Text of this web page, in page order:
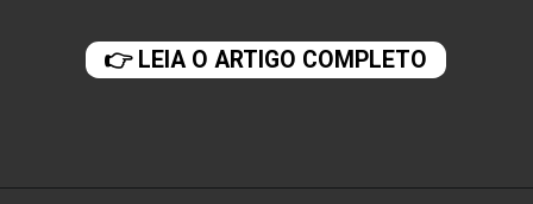
👉 LEIA O ARTIGO COMPLETO